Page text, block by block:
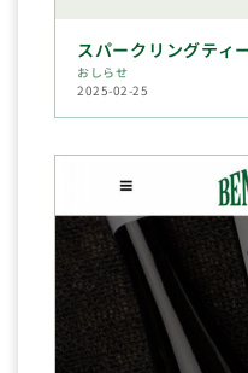
スパークリングティ
おしらせ
2025-02-25